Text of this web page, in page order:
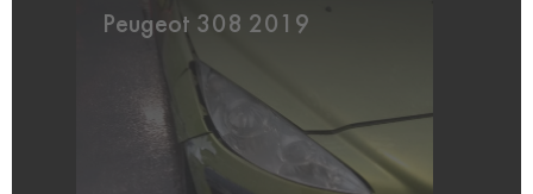
Peugeot 308 2019